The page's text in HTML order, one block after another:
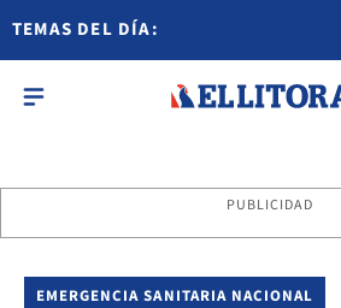
TEMAS DEL DÍA:
PUBLICIDAD
EMERGENCIA SANITARIA NACIONAL